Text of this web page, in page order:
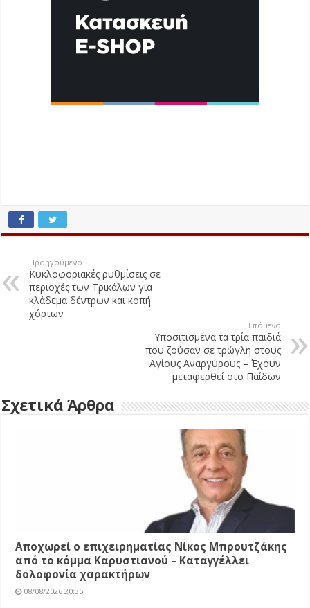
Προηγούμενο
Κυκλοφοριακές ρυθμίσεις σε
περιοχές των Τρικάλων για
κλάδεμα δέντρων και κοπή
χόρτων
Επόμενο
Υποσιτισμένα τα τρία παιδιά
που ζούσαν σε τρώγλη στους
Αγίους Αναργύρους – Έχουν
μεταφερθεί στο Παίδων
Σχετικά Άρθρα
Αποχωρεί ο επιχειρηματίας Νίκος Μπρουτζάκης
από το κόμμα Καρυστιανού – Καταγγέλλει
δολοφονία χαρακτήρων
08/08/2026 20:35